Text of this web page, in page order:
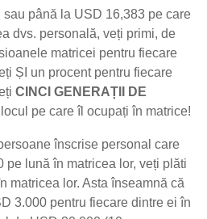
sau până la USD 16,383 pe care
dvs. personală, veți primi, de
matricei pentru fiecare
ȘI un procent pentru fiecare
CINCI GENERAȚII DE
pe care îl ocupați în matrice!
înscrise personal care
pe lună în matricea lor, veți plăti
matricea lor. Asta înseamnă că
3.000 pentru fiecare dintre ei în